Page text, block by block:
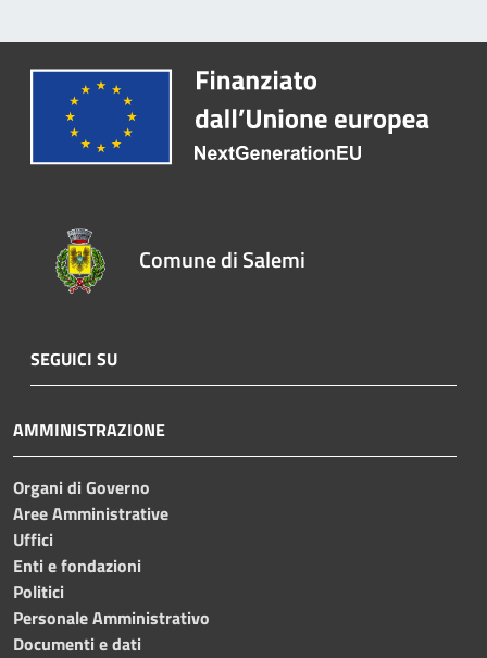
Comune di Salemi
SEGUICI SU
AMMINISTRAZIONE
Organi di Governo
Aree Amministrative
Uffici
Enti e fondazioni
Politici
Personale Amministrativo
Documenti e dati